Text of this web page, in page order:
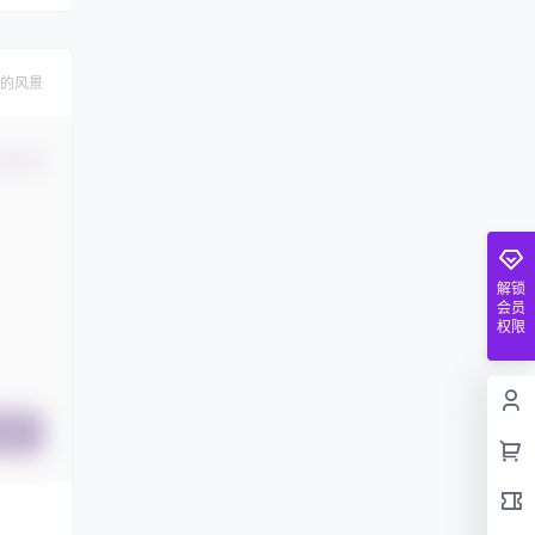
风景
解锁
会员
权限